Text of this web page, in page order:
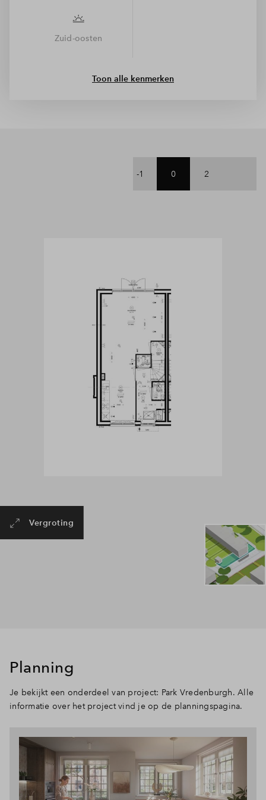
Zuid-oosten
Toon alle kenmerken
-1 0 2
Vergroting
Planning
Je bekijkt een onderdeel van project: Park Vredenburgh. Alle
informatie over het project vind je op de planningspagina.